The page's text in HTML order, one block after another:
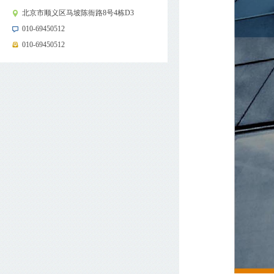
北京市顺义区马坡陈衙路8号4栋D3
010-69450512
010-69450512